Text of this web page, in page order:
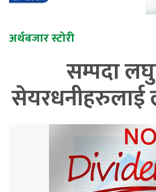
अर्थबजार स्टोरी
सम्पदा
सेयरधनीहरुलाई